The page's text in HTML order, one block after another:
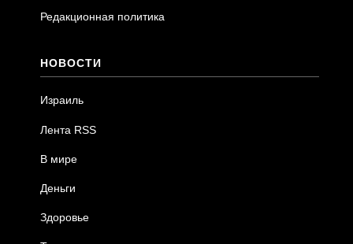
Редакционная политика
НОВОСТИ
Израиль
Лента RSS
В мире
Деньги
Здоровье